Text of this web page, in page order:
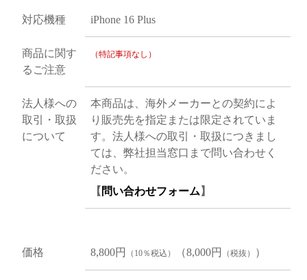
対応機種 iPhone 16 Plus
商品に関す
るご注意
（特記事項なし）
法人様への
取引・取扱
について
本商品は、海外メーカーとの契約によ
り販売先を指定または限定されていま
す。法人様への取引・取扱につきまし
ては、弊社担当窓口まで問い合わせく
ださい。
【 問い合わせフォーム 】
価格 8,800円 （10％税込） （8,000円 （税抜） ）